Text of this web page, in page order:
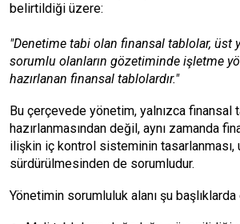
belirtildiği üzere:
"Denetime tabi olan finansal tablolar, üst
sorumlu olanların gözetiminde işletme
hazırlanan finansal tablolardır."
Bu çerçevede yönetim, yalnızca finansal
hazırlanmasından değil, aynı zamanda
ilişkin iç kontrol sisteminin tasarlanması,
sürdürülmesinden de sorumludur.
Yönetimin sorumluluk alanı şu